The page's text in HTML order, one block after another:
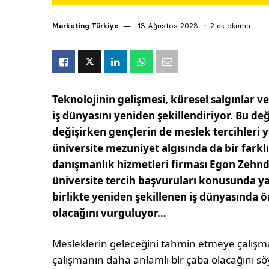
Marketing Türkiye 13 Ağustos 2023 2 dk okuma
Teknolojinin gelişmesi, küresel salgınlar
iş dünyasını yeniden şekillendiriyor. Bu
değişirken gençlerin de meslek tercihleri
üniversite mezuniyet algısında da bir
danışmanlık hizmetleri firması Egon
üniversite tercih başvuruları konusunda
birlikte yeniden şekillenen iş dünyasında
olacağını vurguluyor…
Mesleklerin geleceğini tahmin etmeye
çalışmanın daha anlamlı bir çaba olacağını